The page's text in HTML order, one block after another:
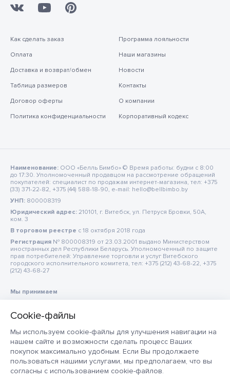
Мы используем cookie-файлы для улучшения навигации на
нашем сайте и возможности сделать процесс Ваших
покупок максимально удобным. Если Вы продолжаете
пользоваться нашими услугами, мы предполагаем, что вы
согласны с использованием cookie-файлов.
Как сделать заказ
Оплата
Доставка и возврат/обмен
Таблица размеров
Договор оферты
Политика конфиденциальности
Программа лояльности
Наши магазины
Новости
Контакты
О компании
Корпоративный кодекс
Наименование: ООО «Белль Бимбо» © Время работы: будни с 8:00
до 17:30. Уполномоченный продавцом на рассмотрение обращений
покупателей: специалист по продажам интернет-магазина, тел: +375
(33) 371-22-82, +375 (44) 588-18-90, e-mail: hello@bellbimbo.by
УНП: 800008319
Юридический адрес: 210101, г. Витебск, ул. Петруся Бровки, 50А,
ком. 3
В торговом реестре c 18 октября 2018 года
Регистрация № 800008319 от 23.03.2001 выдано Министерством
иностранных дел Республики Беларусь. Уполномоченный по защите
прав потребителей: Управление торговли и услуг Витебского
городского исполнительного комитета, тел: +375 (212) 43-68-22, +375
(212) 43-68-27
Мы принимаем